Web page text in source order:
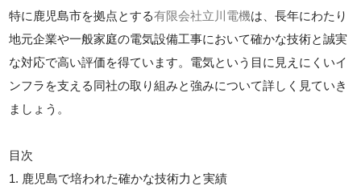
特に鹿児島市を拠点とする有限会社立川電機は、長年にわたり
地元企業や一般家庭の電気設備工事において確かな技術と誠実
な対応で高い評価を得ています。電気という目に見えにくいイ
ンフラを支える同社の取り組みと強みについて詳しく見ていき
ましょう。
目次
1. 鹿児島で培われた確かな技術力と実績